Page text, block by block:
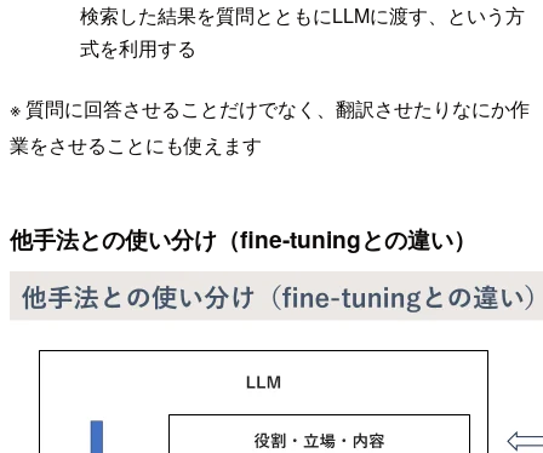
検索した結果を質問とともにLLMに渡す、という方
式を利用する
※ 質問に回答させることだけでなく、翻訳させたりなにか作
業をさせることにも使えます
他手法との使い分け（fine-tuningとの違い）